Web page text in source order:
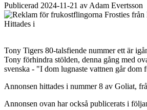
Publicerad 2024-11-21 av Adam Evertsson
Hittades i
Tony Tigers 80-talsfiende nummer ett är
Tony förhindra stölden, denna gång med
svenska - "I dom lugnaste vattnen går dom
Annonsen hittades i nummer 8 av Goliat,
Annonsen ovan har också publicerats i